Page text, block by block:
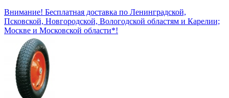
Внимание! Бесплатная доставка по Ленинградской,
Псковской, Новгородской, Вологодской областям и Карелии;
Москве и Московской области*!